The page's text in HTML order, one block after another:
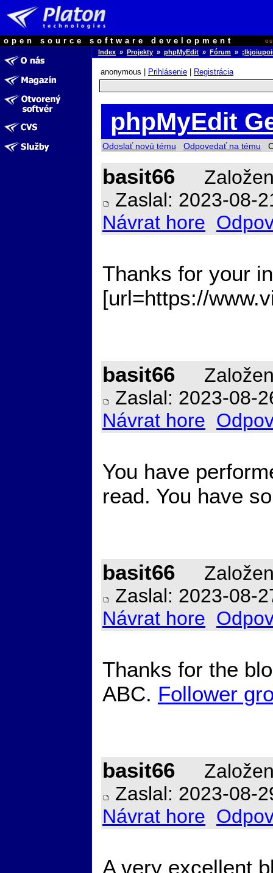
open source software development
Index » Projekty » phpMyEdit » Fórum »
anonymous | Prihlásenie Registrácia
phpMyEdit
Odoslať novú tému Odpovedať na tému
basit66
Zaslal: 2023-08-
Návrat hore
Thanks for your
[url=https://
basit66
Zaslal: 2023-08-
Návrat hore
You have
read. You have
basit66
Zaslal: 2023-08-
Návrat hore
Thanks for the
ABC. Follower
basit66
Zaslal: 2023-08-
Návrat hore
A very excellent